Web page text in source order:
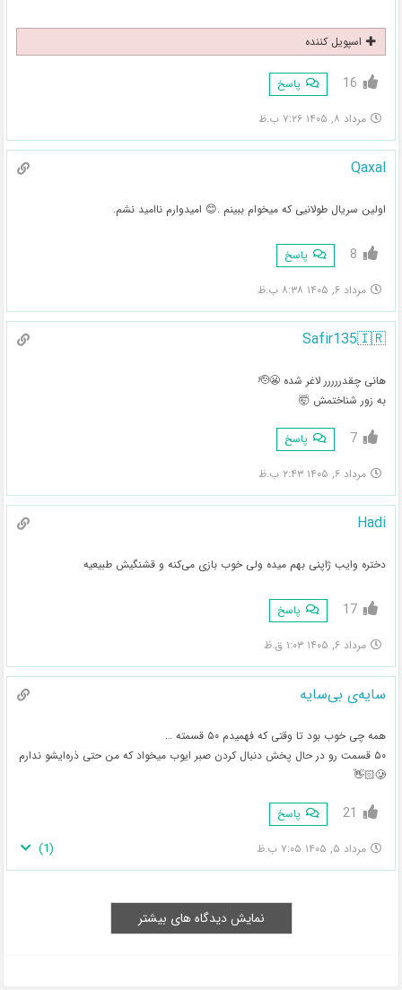
اسپویل کننده
16 پاسخ
مرداد ۸, ۱۴۰۵ ۷:۲۶ ب.ظ
Qaxal
اولین سریال طولانیی که میخوام ببینم .😊 امیدوارم ناامید نشم.
8 پاسخ
مرداد ۶, ۱۴۰۵ ۸:۳۸ ب.ظ
Safir135🇮🇷
هانی چقدررررر لاغر شده 😬🫡
به زور شناختمش 🤯
7 پاسخ
مرداد ۶, ۱۴۰۵ ۲:۴۳ ب.ظ
Hadi
دختره وایب ژاپنی بهم میده ولی خوب بازی می‌کنه و قشنگیش طبیعیه
17 پاسخ
مرداد ۶, ۱۴۰۵ ۱:۰۳ ق.ظ
سایه‌ی بی‌سایه
همه چی خوب بود تا وقتی که فهمیدم ۵۰ قسمته …
۵۰ قسمت رو در حال پخش دنبال کردن صبر ایوب میخواد که من حتی ذره‌ایشو ندارم
🥲👋🏻
21 پاسخ
مرداد ۵, ۱۴۰۵ ۷:۰۵ ب.ظ (
1
)
نمایش دیدگاه های بیشتر